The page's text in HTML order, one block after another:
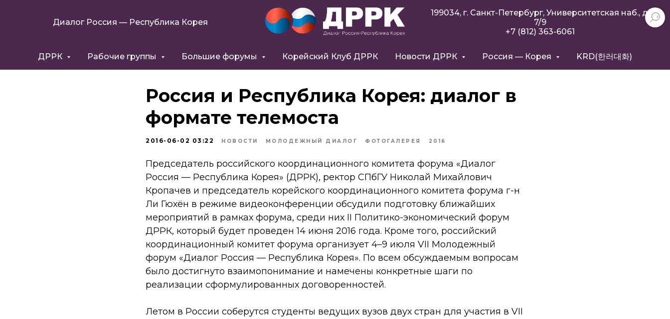
Диалог Россия — Республика Корея
199034, г. Санкт-Петербург, Университетская наб., д.
7/9
+7 (812) 363-6061
ДРРК Рабочие группы Большие форумы Корейский Клуб ДРРК Новости ДРРК Россия — Корея KRD(한러대화)
Россия и Республика Корея: диалог в
формате телемоста
2016-06-02 03:22 НОВОСТИ МОЛОДЕЖНЫЙ ДИАЛОГ ФОТОГАЛЕРЕЯ 2016
Председатель российского координационного комитета форума «Диалог
Россия — Республика Корея» (ДРРК), ректор СПбГУ Николай Михайлович
Кропачев и председатель корейского координационного комитета форума г-н
Ли Гюхён в режиме видеоконференции обсудили подготовку ближайших
мероприятий в рамках форума, среди них II Политико-экономический форум
ДРРК, который будет проведен 14 июня 2016 года. Кроме того, российский
координационный комитет форума организует 4–9 июля VII Молодежный
форум «Диалог Россия — Республика Корея». По всем обсуждаемым вопросам
было достигнуто взаимопонимание и намечены конкретные шаги по
реализации сформулированных договоренностей.
Летом в России соберутся студенты ведущих вузов двух стран для участия в VII